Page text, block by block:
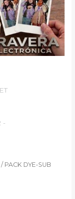
/ PACK DYE-SUB